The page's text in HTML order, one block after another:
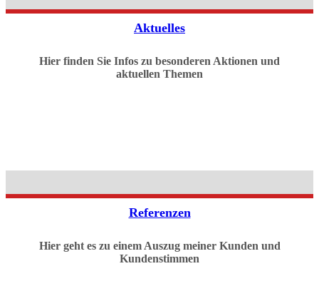
Aktuelles
Hier finden Sie Infos zu besonderen Aktionen und
aktuellen Themen
Referenzen
Hier geht es zu einem Auszug meiner Kunden und
Kundenstimmen